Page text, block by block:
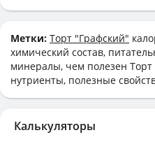
Метки: Торт "Графский"
химический состав,
минералы, чем полезен
нутриенты, полезные
Калькуляторы